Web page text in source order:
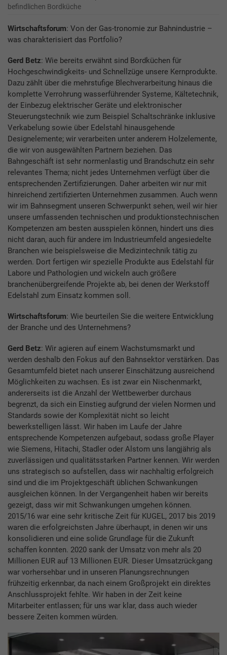
befindlichen Bordküche
Wirtschaftsforum: Von der Gas-tronomie zur Bahnindustrie –
was charakterisiert das Portfolio?
Gerd Betz: Wie bereits erwähnt sind Bordküchen für
Hochgeschwindigkeits- und Schnellzüge unsere Kernprodukte.
Dazu zählt über die mehrstufige Blechverarbeitung hinaus die
komplette Verrohrung wasserführender Systeme, Kältetechnik,
der Einbezug elektrischer Geräte und elektronischer
Steuerungstechnik wie zum Beispiel Schaltschränke inklusive
Verkabelung sowie über Edelstahl hinausgehende
Designelemente; wir verarbeiten unter anderem Holzelemente,
die wir von ausgewählten Partnern beziehen. Das
Bahngeschäft ist sehr normenlastig und Brandschutz ein sehr
relevantes Thema; nicht jedes Unternehmen verfügt über die
entsprechenden Zertifizierungen. Daher arbeiten wir nur mit
hinreichend zertifizierten Unternehmen zusammen. Auch wenn
wir im Bahnsegment unseren Schwerpunkt sehen, weil wir hier
unsere umfassenden technischen und produktionstechnischen
Kompetenzen am besten ausspielen können, hindert uns dies
nicht daran, auch für andere im Industrieumfeld angesiedelte
Branchen wie beispielsweise die Medizintechnik tätig zu
werden. Dort fertigen wir spezielle Produkte aus Edelstahl für
Labore und Pathologien und wickeln auch größere
branchenübergreifende Projekte ab, bei denen der Werkstoff
Edelstahl zum Einsatz kommen soll.
Wirtschaftsforum: Wie beurteilen Sie die weitere Entwicklung
der Branche und des Unternehmens?
Gerd Betz: Wir agieren auf einem Wachstumsmarkt und
werden deshalb den Fokus auf den Bahnsektor verstärken. Das
Gesamtumfeld bietet nach unserer Einschätzung ausreichend
Möglichkeiten zu wachsen. Es ist zwar ein Nischenmarkt,
andererseits ist die Anzahl der Wettbewerber durchaus
begrenzt, da sich ein Einstieg aufgrund der vielen Normen und
Standards sowie der Komplexität nicht so leicht
bewerkstelligen lässt. Wir haben im Laufe der Jahre
entsprechende Kompetenzen aufgebaut, sodass große Player
wie Siemens, Hitachi, Stadler oder Alstom uns langjährig als
zuverlässigen und qualitätsstarken Partner kennen. Wir werden
uns strategisch so aufstellen, dass wir nachhaltig erfolgreich
sind und die im Projektgeschäft üblichen Schwankungen
ausgleichen können. In der Vergangenheit haben wir bereits
gezeigt, dass wir mit Schwankungen umgehen können.
2015/16 war eine sehr kritische Zeit für KUGEL, 2017 bis 2019
waren die erfolgreichsten Jahre überhaupt, in denen wir uns
konsolidieren und eine solide Grundlage für die Zukunft
schaffen konnten. 2020 sank der Umsatz von mehr als 20
Millionen EUR auf 13 Millionen EUR. Dieser Umsatzrückgang
war vorhersehbar und in unseren Planungsrechnungen
frühzeitig erkennbar, da nach einem Großprojekt ein direktes
Anschlussprojekt fehlte. Wir haben in der Zeit keine
Mitarbeiter entlassen; für uns war klar, dass auch wieder
bessere Zeiten kommen würden.